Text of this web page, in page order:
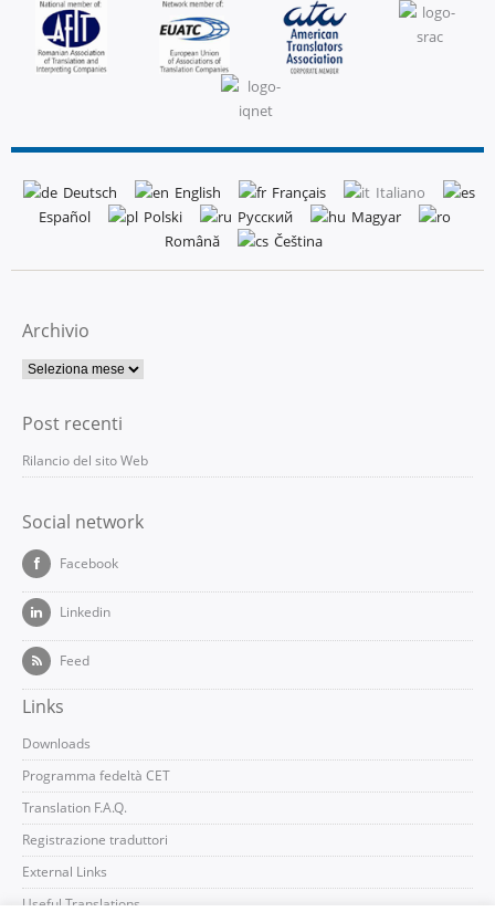
Deutsch English Français
Italiano
Español
Polski Русский
Magyar
Română
Čeština
Archivio
Post recenti
Rilancio del sito Web
Social network
Facebook
Linkedin
Feed
Links
Downloads
Programma fedeltà CET
Translation F.A.Q.
Registrazione traduttori
External Links
Useful Translations